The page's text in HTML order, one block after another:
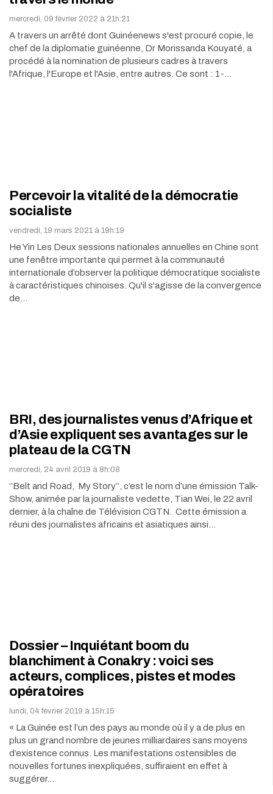
mercredi, 09 février 2022 à 21h:21
A travers un arrêté dont Guinéenews s'est procuré copie, le
chef de la diplomatie guinéenne, Dr Morissanda Kouyaté, a
procédé à la nomination de plusieurs cadres à travers
l'Afrique, l'Europe et l'Asie, entre autres. Ce sont : 1-…
Percevoir la vitalité de la démocratie
socialiste
vendredi, 19 mars 2021 à 19h:19
He Yin Les Deux sessions nationales annuelles en Chine sont
une fenêtre importante qui permet à la communauté
internationale d’observer la politique démocratique socialiste
à caractéristiques chinoises. Qu'il s'agisse de la convergence
de…
BRI, des journalistes venus d’Afrique et
d’Asie expliquent ses avantages sur le
plateau de la CGTN
mercredi, 24 avril 2019 à 8h:08
‘’Belt and Road, My Story’’, c’est le nom d’une émission Talk-
Show, animée par la journaliste vedette, Tian Wei, le 22 avril
dernier, à la chaîne de Télévision CGTN. Cette émission a
réuni des journalistes africains et asiatiques ainsi…
Dossier – Inquiétant boom du
blanchiment à Conakry : voici ses
acteurs, complices, pistes et modes
opératoires
lundi, 04 février 2019 à 15h:15
« La Guinée est l’un des pays au monde où il y a de plus en
plus un grand nombre de jeunes milliardaires sans moyens
d’existence connus. Les manifestations ostensibles de
nouvelles fortunes inexpliquées, suffiraient en effet à
suggérer…